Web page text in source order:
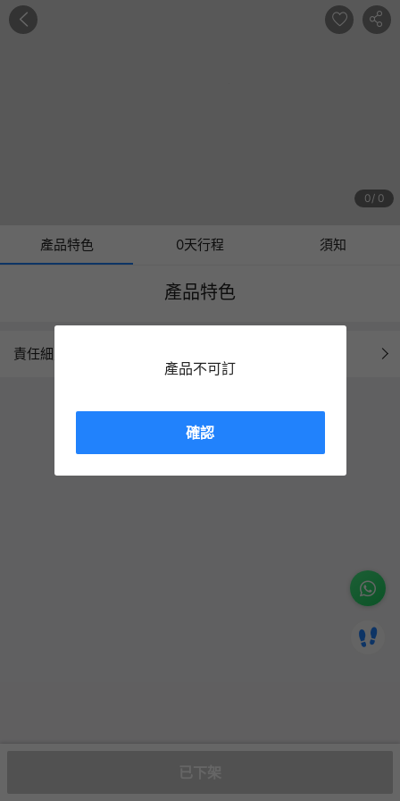
0 0
產品特色 0天行程 須知
產品特色
責任細則
產品不可訂
確認